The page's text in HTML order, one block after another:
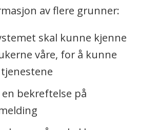
av flere grunner:
skal kunne kjenne
våre, for å kunne
en bekreftelse på